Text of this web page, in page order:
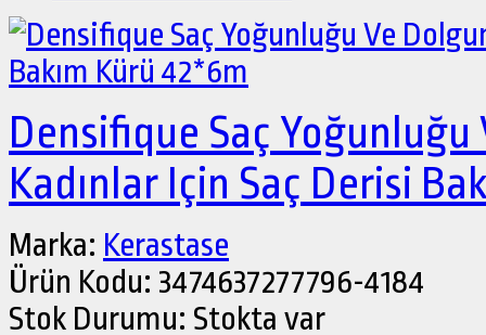
Densifique Saç
Kadınlar Için Saç Derisi
Marka: Kerastase
Ürün Kodu: 3474637277796-4184
Stok Durumu: Stokta var